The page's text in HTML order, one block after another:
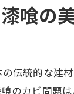
喰の
伝統的な建
のカビ問題